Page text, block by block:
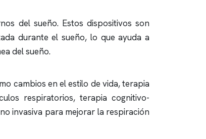
del sueño. Estos dispositivos son
durante el sueño, lo que ayuda a
del sueño.
cambios en el estilo de vida, terapia
respiratorios, terapia cognitivo-
invasiva para mejorar la respiración